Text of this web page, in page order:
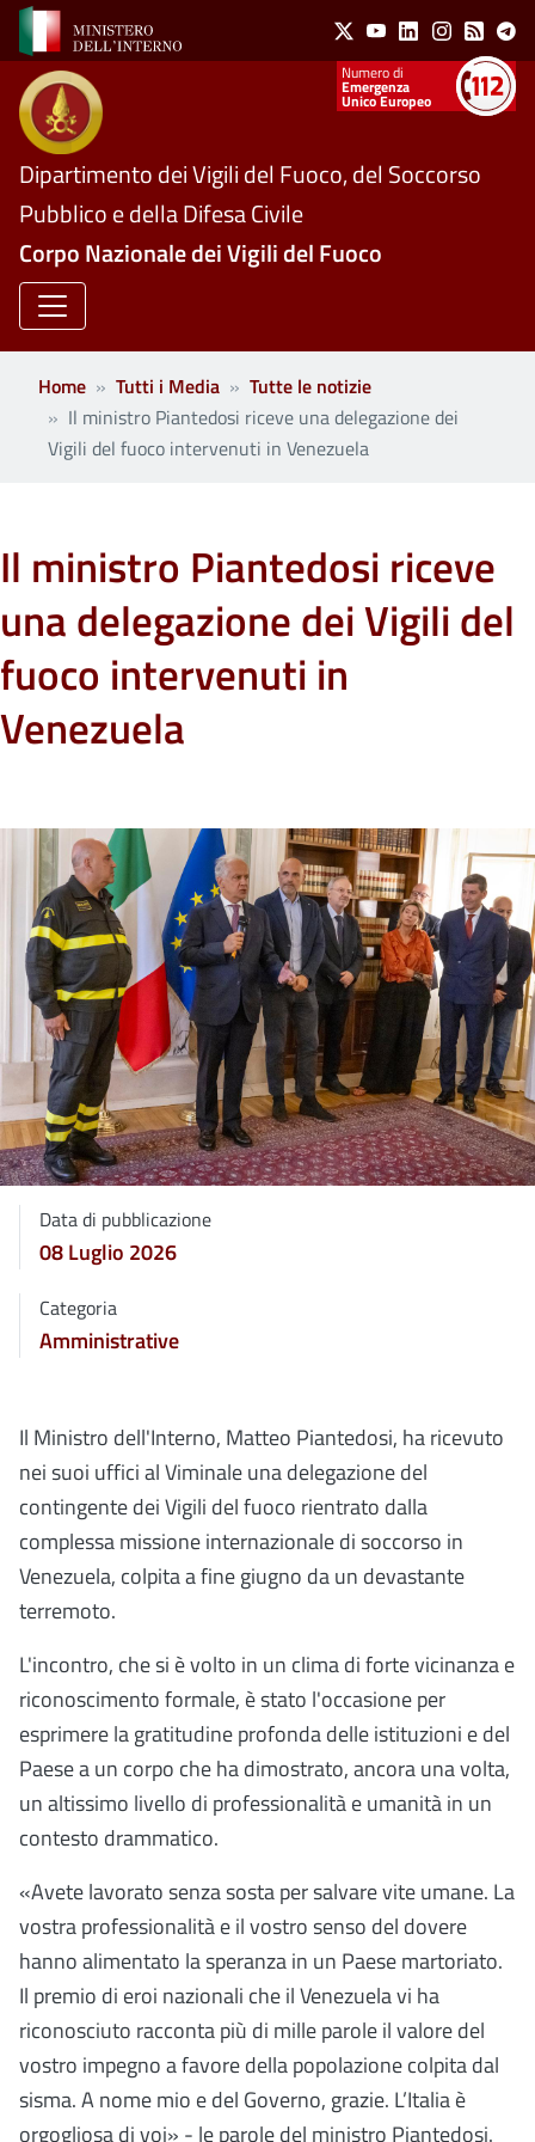
Salta al contenuto principale Social Menu
X YoutubeLinkedinInstagram
Feed
Numeri utili
Emergenza
Unico Europeo
Dipartimento dei Vigili del Fuoco, del Soccorso
Pubblico e della Difesa Civile
Corpo Nazionale dei Vigili del Fuoco
Home Tutti i Media
Tutte le notizie
Il ministro Piantedosi riceve una delegazione dei
Vigili del fuoco intervenuti in Venezuela
Il ministro Piantedosi riceve
una delegazione dei Vigili del
fuoco intervenuti in
Venezuela
Data di pubblicazione
08 Luglio 2026
Categoria
Amministrative
Il Ministro dell'Interno, Matteo Piantedosi, ha ricevuto
nei suoi uffici al Viminale una delegazione del
contingente dei Vigili del fuoco rientrato dalla
complessa missione internazionale di soccorso in
Venezuela, colpita a fine giugno da un devastante
terremoto.
L'incontro, che si è volto in un clima di forte vicinanza e
riconoscimento formale, è stato l'occasione per
esprimere la gratitudine profonda delle istituzioni e del
Paese a un corpo che ha dimostrato, ancora una volta,
un altissimo livello di professionalità e umanità in un
contesto drammatico.
«Avete lavorato senza sosta per salvare vite umane. La
vostra professionalità e il vostro senso del dovere
hanno alimentato la speranza in un Paese martoriato.
Il premio di eroi nazionali che il Venezuela vi ha
riconosciuto racconta più di mille parole il valore del
vostro impegno a favore della popolazione colpita dal
sisma. A nome mio e del Governo, grazie. L’Italia è
orgogliosa di voi» - le parole del ministro Piantedosi.